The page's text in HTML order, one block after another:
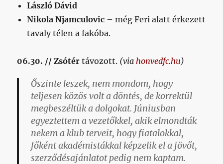
László Dávid
Nikola Njamculovic – még Feri alatt érkezett
tavaly télen a fakóba.
06.30. // Zsótértávozott. (viahonvedfc.hu)
Őszinte leszek, nem mondom, hogy
teljesen közös volt a döntés, de korrektül
megbeszéltük a dolgokat. Júniusban
egyeztettem a vezetőkkel, akik elmondták
nekem a klub terveit, hogy fiatalokkal,
főként akadémistákkal képzelik el a jövőt,
szerződésajánlatot pedig nem kaptam.